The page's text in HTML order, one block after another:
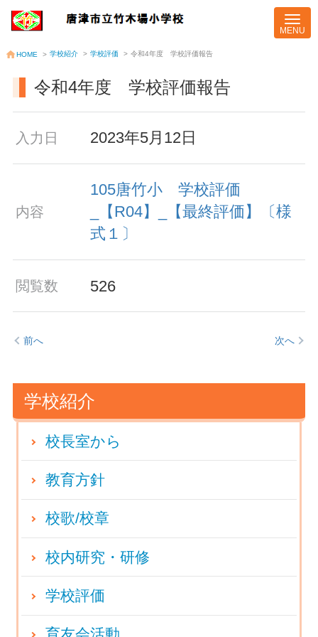
HOME > 学校紹介 > 学校評価 > 令和4年度 学校評価報告
令和4年度 学校評価報告
入力日 2023年5月12日
内容
105唐竹小 学校評価
_【R04】_【最終評価】〔様
式１〕
閲覧数 526
前へ 次へ
学校紹介
校長室から
教育方針
校歌/校章
校内研究・研修
学校評価